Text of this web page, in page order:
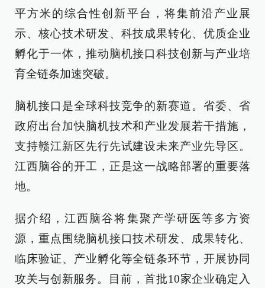
平方米的综合性创新平台，将集前沿产业展
示、核心技术研发、科技成果转化、优质企业
孵化于一体，推动脑机接口科技创新与产业培
育全链条加速突破。
脑机接口是全球科技竞争的新赛道。省委、省
政府出台加快脑机技术和产业发展若干措施，
支持赣江新区先行先试建设未来产业先导区。
江西脑谷的开工，正是这一战略部署的重要落
地。
据介绍，江西脑谷将集聚产学研医等多方资
源，重点围绕脑机接口技术研发、成果转化、
临床验证、产业孵化等全链条环节，开展协同
攻关与创新服务。目前，首批10家企业确定入